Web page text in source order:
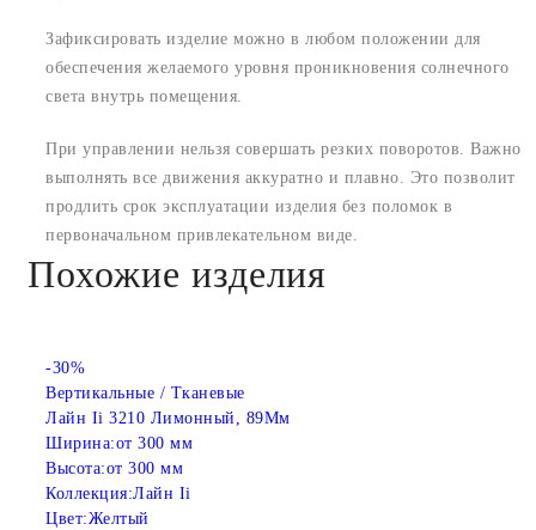
Зафиксировать изделие можно в любом положении для
обеспечения желаемого уровня проникновения солнечного
света внутрь помещения.
При управлении нельзя совершать резких поворотов. Важно
выполнять все движения аккуратно и плавно. Это позволит
продлить срок эксплуатации изделия без поломок в
первоначальном привлекательном виде.
Похожие изделия
-30%
Вертикальные / Тканевые
Лайн Ii 3210 Лимонный, 89Мм
Ширина:от 300 мм
Высота:от 300 мм
Коллекция:Лайн Ii
Цвет:Желтый